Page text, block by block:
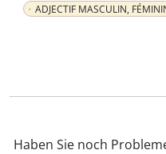
ADJECTIF MASCULIN,
Haben Sie noch